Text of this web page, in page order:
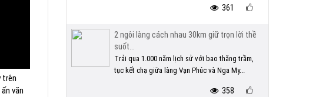
trên
văn
361
2 ngôi làng cách nhau 30km giữ trọn lời thề
suốt...
Trải qua 1.000 năm lịch sử với bao thăng trầm,
tục kết chạ giữa làng Vạn Phúc và Nga My...
358